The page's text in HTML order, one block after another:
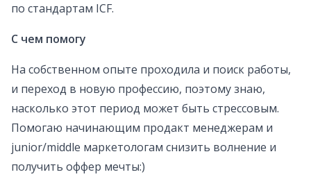
по стандартам ICF.
С чем помогу
На собственном опыте проходила и поиск работы,
и переход в новую профессию, поэтому знаю,
насколько этот период может быть стрессовым.
Помогаю начинающим продакт менеджерам и
junior/middle маркетологам снизить волнение и
получить оффер мечты:)